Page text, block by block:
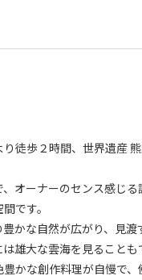
徒歩２時間、世界遺産
オーナーのセンス感じる
です。
かな自然が広がり、見渡
雄大な雲海を見ることも
かな創作料理が自慢で、